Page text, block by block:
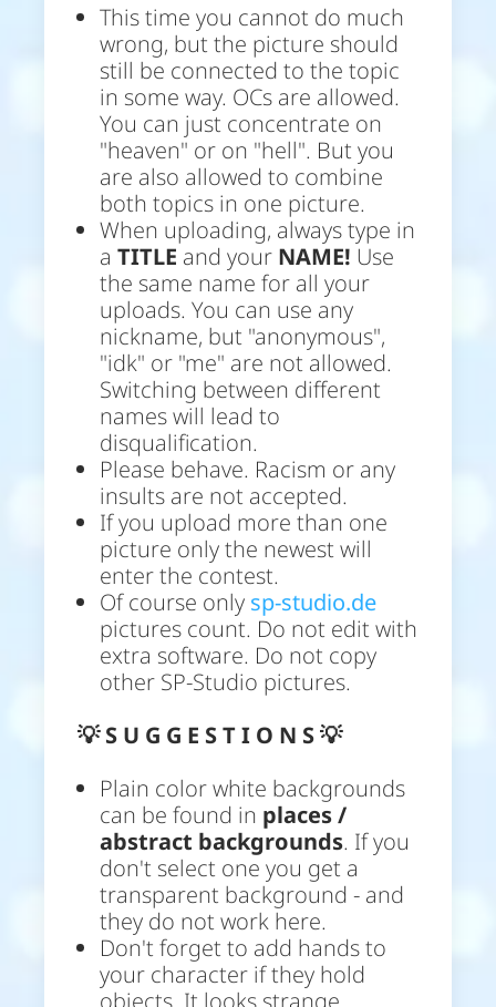
This time you cannot do much
wrong, but the picture should
still be connected to the topic
in some way. OCs are allowed.
You can just concentrate on
"heaven" or on "hell". But you
are also allowed to combine
both topics in one picture.
When uploading, always type in
a TITLE and your NAME! Use
the same name for all your
uploads. You can use any
nickname, but "anonymous",
"idk" or "me" are not allowed.
Switching between different
names will lead to
disqualification.
Please behave. Racism or any
insults are not accepted.
If you upload more than one
picture only the newest will
enter the contest.
Of course only sp-studio.de
pictures count. Do not edit with
extra software. Do not copy
other SP-Studio pictures.
💡 S U G G E S T I O N S 💡
Plain color white backgrounds
can be found in places /
abstract backgrounds. If you
don't select one you get a
transparent background - and
they do not work here.
Don't forget to add hands to
your character if they hold
objects. It looks strange